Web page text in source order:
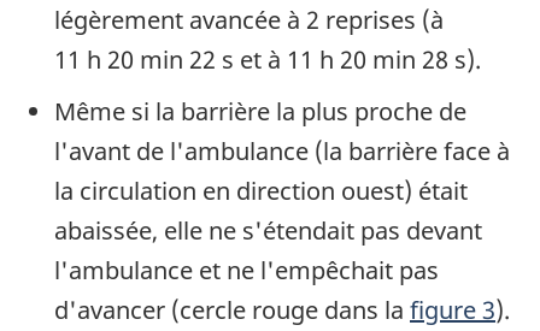
légèrement avancée à 2 reprises (à
11 h 20 min 22 s et à 11 h 20 min 28 s).
Même si la barrière la plus proche de
l'avant de l'ambulance (la barrière face à
la circulation en direction ouest) était
abaissée, elle ne s'étendait pas devant
l'ambulance et ne l'empêchait pas
d'avancer (cercle rouge dans la figure 3).